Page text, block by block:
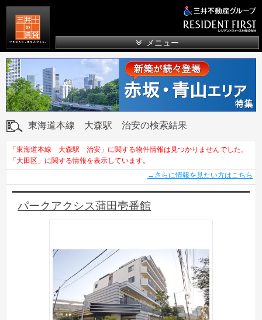
メニュー
東海道本線 大森駅 治安の検索結果
「東海道本線 大森駅 治安」に関する物件情報は見つかりませんでした。
「大田区」に関する情報を表示しています。
→さらに情報を見たい方はこちら
パークアクシス蒲田壱番館